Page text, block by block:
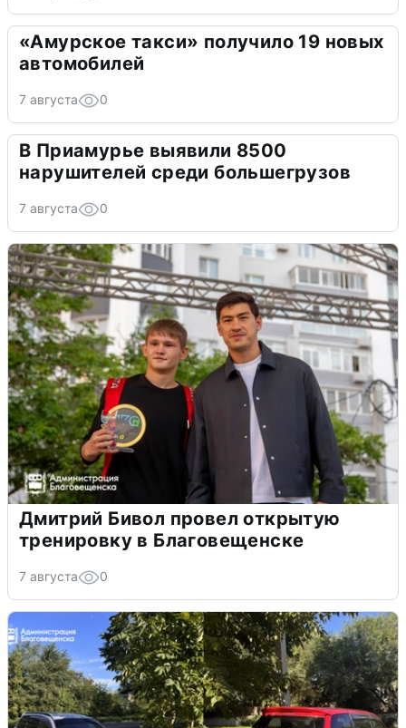
«Амурское такси» получило 19 новых
автомобилей
7 августа 0
В Приамурье выявили 8500
нарушителей среди большегрузов
7 августа 0
Дмитрий Бивол провел открытую
тренировку в Благовещенске
7 августа 0